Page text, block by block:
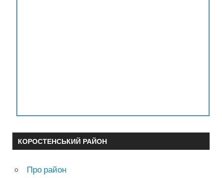
КОРОСТЕНСЬКИЙ РАЙОН
Про район